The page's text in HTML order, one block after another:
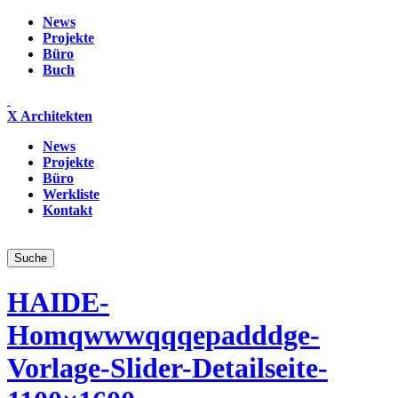
News
Projekte
Büro
Buch
X Architekten
News
Projekte
Büro
Werkliste
Kontakt
HAIDE-
Homqwwwqqqepadddge-
Vorlage-Slider-Detailseite-